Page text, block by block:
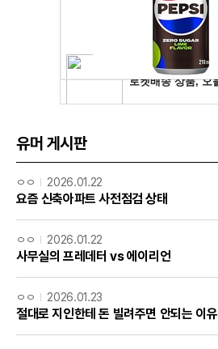
유머 게시판
ㅇㅇ 2026.01.22
요즘 신축아파트 사전점검 상태
ㅇㅇ 2026.01.22
사무실의 프레데터 vs 에이리언
ㅇㅇ 2026.01.23
절대로 지인한테 돈 빌려주면 안되는 이유